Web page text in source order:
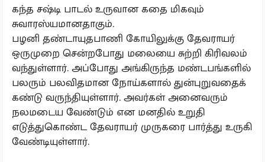
கந்த சஷ்டி பாடல் உருவான கதை மிகவும்
சுவாரஸ்யமானதாகும்.
பழனி தண்டாயுதபாணி கோயிலுக்கு தேவராயர்
ஒருமுறை சென்றபோது மலையை சுற்றி கிரிவலம்
வந்துள்ளார். அப்போது அங்கிருந்த மண்டபங்களில்
பலரும் பலவிதமான நோய்களால் துன்புறுவதைக்
கண்டு வருந்தியுள்ளார். அவர்கள் அனைவரும்
நலமடைய வேண்டும் என மனதில் உறுதி
எடுத்துகொண்ட தேவராயர் முருகரை பார்த்து உருகி
வேண்டியுள்ளார்.